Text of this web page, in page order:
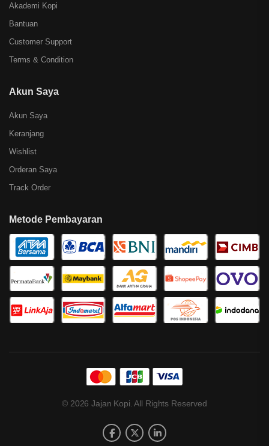
Akademi Kopi
Bantuan
Customer Support
Terms & Condition
Akun Saya
Akun Saya
Keranjang
Wishlist
Orderan Saya
Track Order
Metode Pembayaran
© 2026 Jajan Kopi. All Rights Reserved